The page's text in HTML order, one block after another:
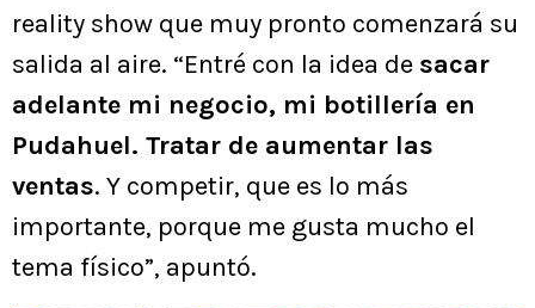
reality show que muy pronto comenzará su
salida al aire. “Entré con la idea de sacar
adelante mi negocio, mi botillería en
Pudahuel. Tratar de aumentar las
ventas. Y competir, que es lo más
importante, porque me gusta mucho el
tema físico”, apuntó.